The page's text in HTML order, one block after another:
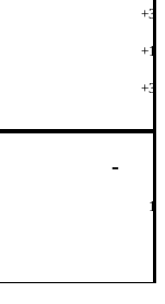
+3
+1
+3
1